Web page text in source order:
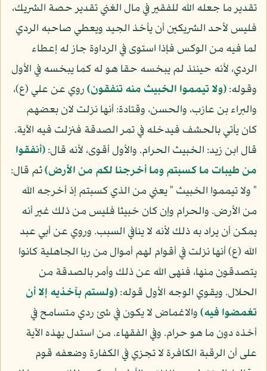
تقدير ما جعله الله للفقير في مال الغني تقدير حصة الشريك،
فليس لأحد الشريكين أن يأخذ الجيد ويعطي صاحبه الردي
لما فيه من الوكس فإذا استوى في الرداوة جاز له إعطاء
الردي، لأنه حينئذ لم يبخسه حقا هو له كما يبخسه في الأول
وقوله:(ولا تيمموا الخبيث منه تنفقون)روي عن علي (ع)،
والبراء بن عازب، والحسن، وقتادة: أنها نزلت لان بعضهم
كان يأتي بالحشف فيدخله في تمر الصدقة فنزلت فيه الآية.
قال ابن زيد: الخبيث الحرام. والأول أقوى، لأنه قال:(أنفقوا
من طيبات ما كسبتم وما أخرجنا لكم من الأرض)ثم قال:
" ولا تيمموا الخبيث " يعني من الذي كسبتم إذ أخرجه الله
من الأرض. والحرام وإن كان خبيثا فليس من ذلك غير أنه
يمكن أن يراد به ذلك لأنه لا ينافي السبب. وروي عن أبي عبد
الله (ع) أنها نزلت في أقوام لهم أموال من ربا الجاهلية كانوا
يتصدقون منها، فنهى الله عن ذلك وأمر بالصدقة من
الحلال. ويقوي الوجه الأول قوله:(ولستم بآخذيه إلا أن
تغمضوا فيه)والاغماض لا يكون في شئ ردي متسامح في
أخذه دون ما هو حرام. وفي الفقهاء. من استدل بهذه الآية
على أن الرقبة الكافرة لا تجزي في الكفارة وضعفه قوم